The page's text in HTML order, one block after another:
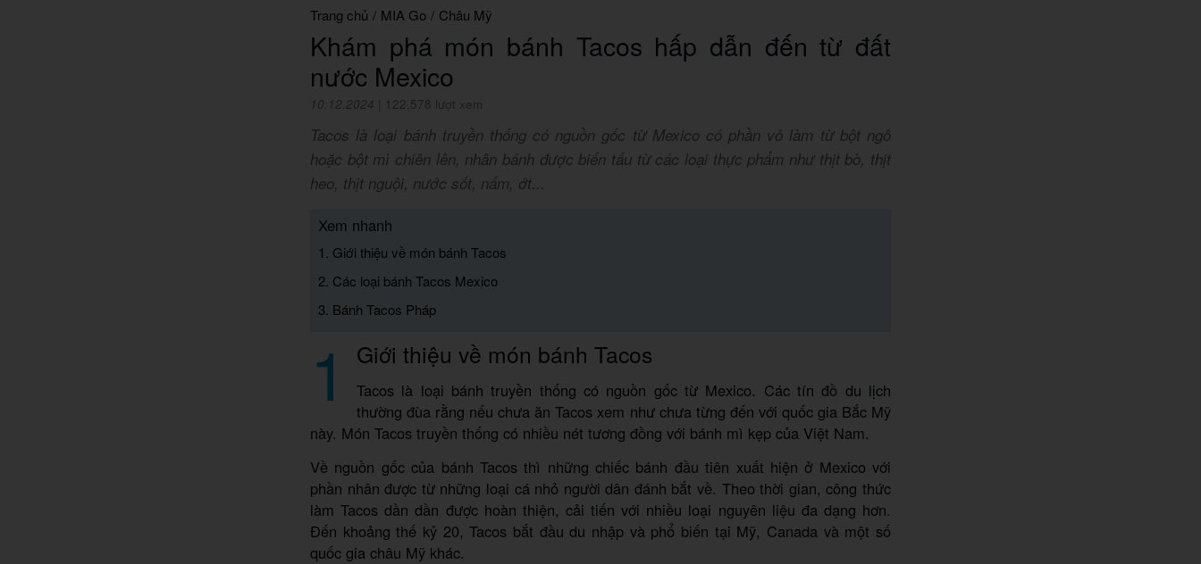
Trang chủ / MIA Go / Châu Mỹ
Khám phá món bánh Tacos hấp dẫn đến từ đất
nước Mexico
10.12.2024 122,578 lượt xem
Tacos là loại bánh truyền thống có nguồn gốc từ Mexico có phần vỏ làm từ bột ngô
hoặc bột mì chiên lên, nhân bánh được biến tấu từ các loại thực phẩm như thịt bò, thịt
heo, thịt nguội, nước sốt, nấm, ớt...
Xem nhanh
1. Giới thiệu về món bánh Tacos
2. Các loại bánh Tacos Mexico
3. Bánh Tacos Pháp
1 Giới thiệu về món bánh Tacos
Tacos là loại bánh truyền thống có nguồn gốc từ Mexico. Các tín đồ du lịch
thường đùa rằng nếu chưa ăn Tacos xem như chưa từng đến với quốc gia Bắc Mỹ
này. Món Tacos truyền thống có nhiều nét tương đồng với bánh mì kẹp của Việt Nam.
Về nguồn gốc của bánh Tacos thì những chiếc bánh đầu tiên xuất hiện ở Mexico với
phần nhân được từ những loại cá nhỏ người dân đánh bắt về. Theo thời gian, công thức
làm Tacos dần dần được hoàn thiện, cải tiến với nhiều loại nguyên liệu đa dạng hơn.
Đến khoảng thế kỷ 20, Tacos bắt đầu du nhập và phổ biến tại Mỹ, Canada và một số
quốc gia châu Mỹ khác.